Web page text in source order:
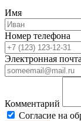
Имя
Номер телефона
Электронная почта
Комментарий
Согласие на